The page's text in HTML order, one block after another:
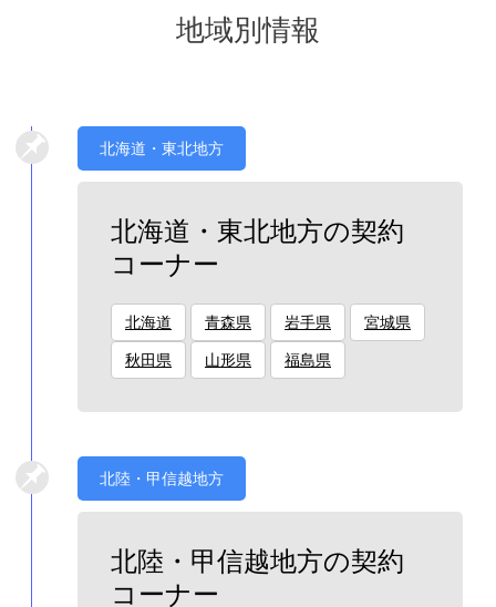
地域別情報
北海道・東北地方
北海道・東北地方の契約
コーナー
北海道 青森県 岩手県 宮城県
秋田県 山形県 福島県
北陸・甲信越地方
北陸・甲信越地方の契約
コーナー